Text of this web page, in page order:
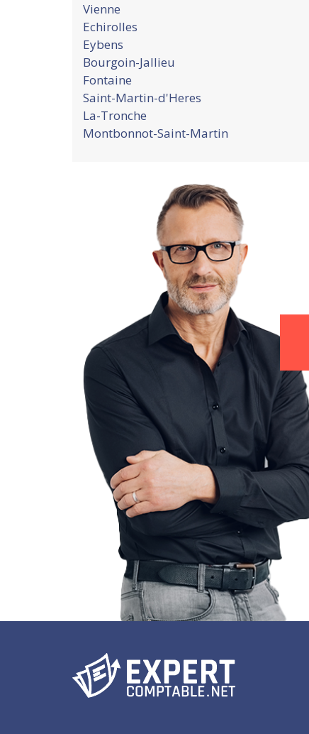
Vienne
Echirolles
Eybens
Bourgoin-Jallieu
Fontaine
Saint-Martin-d'Heres
La-Tronche
Montbonnot-Saint-Martin